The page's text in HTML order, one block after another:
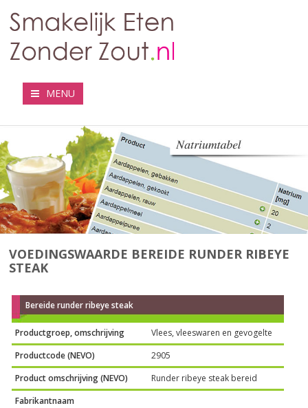
MENU
VOEDINGSWAARDE BEREIDE RUNDER RIBEYE
STEAK
Bereide runder ribeye steak
Productgroep, omschrijving
Vlees, vleeswaren en gevogelte
Productcode (NEVO)
2905
Product omschrijving (NEVO)
Runder ribeye steak bereid
Fabrikantnaam